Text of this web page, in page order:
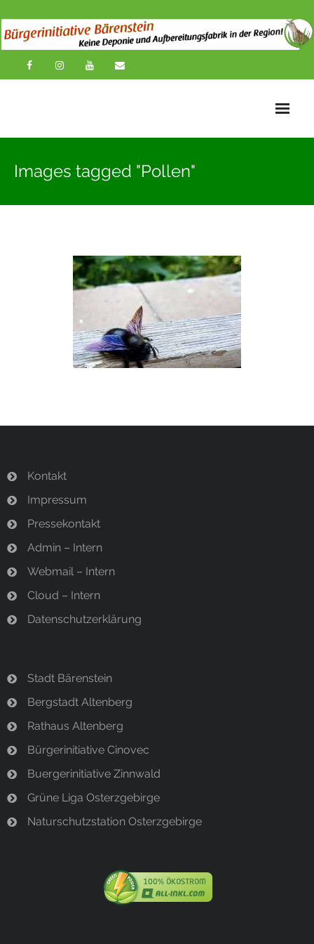
News
Publikationen
Termine
Newsletter
Images tagged "Pollen"
Kontakt
Impressum
Pressekontakt
Admin – Intern
Webmail – Intern
Cloud – Intern
Datenschutzerklärung
Stadt Bärenstein
Bergstadt Altenberg
Rathaus Altenberg
Bürgerinitiative Cinovec
Buergerinitiative Zinnwald
Grüne Liga Osterzgebirge
Naturschutzstation Osterzgebirge